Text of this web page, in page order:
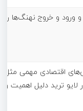
و خروج نهنگ‌ها را
اقتصادی مهمی مثل
ترید دلیل اهمیت و